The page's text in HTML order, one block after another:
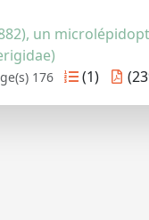
un
176 (1)